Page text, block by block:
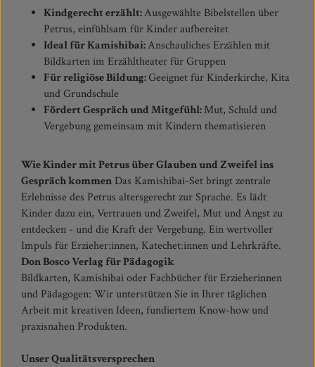
Kindgerecht erzählt:Ausgewählte Bibelstellen über
Petrus, einfühlsam für Kinder aufbereitet
Ideal für Kamishibai:Anschauliches Erzählen mit
Bildkarten im Erzähltheater für Gruppen
Für religiöse Bildung:Geeignet für Kinderkirche, Kita
und Grundschule
Fördert Gespräch und Mitgefühl:Mut, Schuld und
Vergebung gemeinsam mit Kindern thematisieren
Wie Kinder mit Petrus über Glauben und Zweifel ins
Gespräch kommen Das Kamishibai-Set bringt zentrale
Erlebnisse des Petrus altersgerecht zur Sprache. Es lädt
Kinder dazu ein, Vertrauen und Zweifel, Mut und Angst zu
entdecken - und die Kraft der Vergebung. Ein wertvoller
Impuls für Erzieher:innen, Katechet:innen und Lehrkräfte.
Don Bosco Verlag für Pädagogik
Bildkarten, Kamishibai oder Fachbücher für Erzieherinnen
und Pädagogen: Wir unterstützen Sie in Ihrer täglichen
Arbeit mit kreativen Ideen, fundiertem Know-how und
praxisnahen Produkten.
Unser Qualitätsversprechen